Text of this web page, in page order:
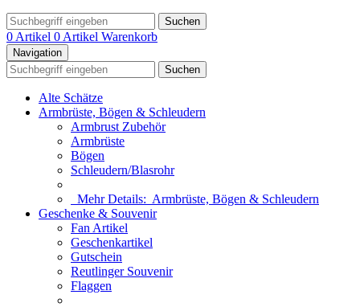
Suchen
0 Artikel 0 Artikel Warenkorb
Navigation
Suchen
Alte Schätze
Armbrüste, Bögen & Schleudern
Armbrust Zubehör
Armbrüste
Bögen
Schleudern/Blasrohr
Mehr Details: Armbrüste, Bögen & Schleudern
Geschenke & Souvenir
Fan Artikel
Geschenkartikel
Gutschein
Reutlinger Souvenir
Flaggen